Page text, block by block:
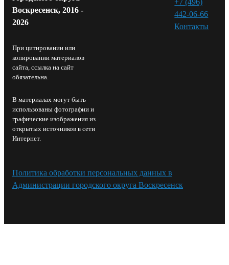
Воскресенск, 2016 -
2026
При цитировании или
копировании материалов
сайта, ссылка на сайт
обязательна.
В материалах могут быть
использованы фотографии и
графические изображения из
открытых источников в сети
Интернет.
442-06-66
Контакты⁠
Политика обработки персональных данных в
Администрации городского округа Воскресенск